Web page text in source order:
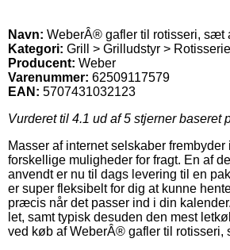
Navn: WeberÂ® gafler til rotisseri, sæt
Kategori: Grill > Grilludstyr >
Producent: Weber
Varenummer: 62509117579
EAN: 5707431032123
Vurderet til 4.1 ud af 5 stjerner baseret
Masser af internet selskaber
forskellige muligheder for fragt. En af
anvendt er nu til dags levering til en
er super fleksibelt for dig at kunne
præcis når det passer ind i din
let, samt typisk desuden den mest
ved køb af WeberÂ® gafler til rotisseri,